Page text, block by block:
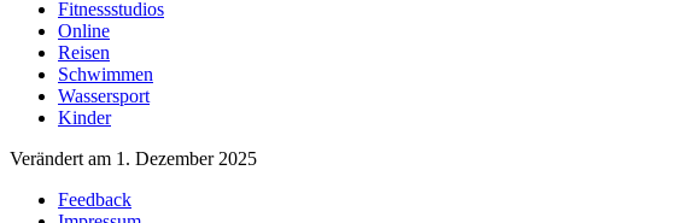
Fitnessstudios
Online
Reisen
Schwimmen
Wassersport
Kinder
Verändert am 1. Dezember 2025
Feedback